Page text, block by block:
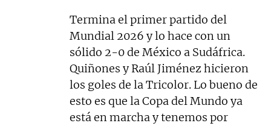
Termina el primer partido del
Mundial 2026 y lo hace con un
sólido 2-0 de México a Sudáfrica.
Quiñones y Raúl Jiménez hicieron
los goles de la Tricolor. Lo bueno de
esto es que la Copa del Mundo ya
está en marcha y tenemos por